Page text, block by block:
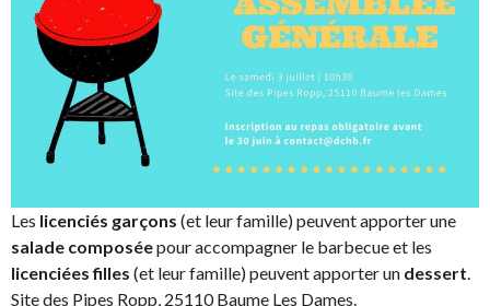
Les licenciés garçons (et leur famille) peuvent apporter une
salade composéepour accompagner le barbecue et les
licenciées filles (et leur famille) peuvent apporter un dessert.
Site des Pipes Ropp, 25110 Baume Les Dames.